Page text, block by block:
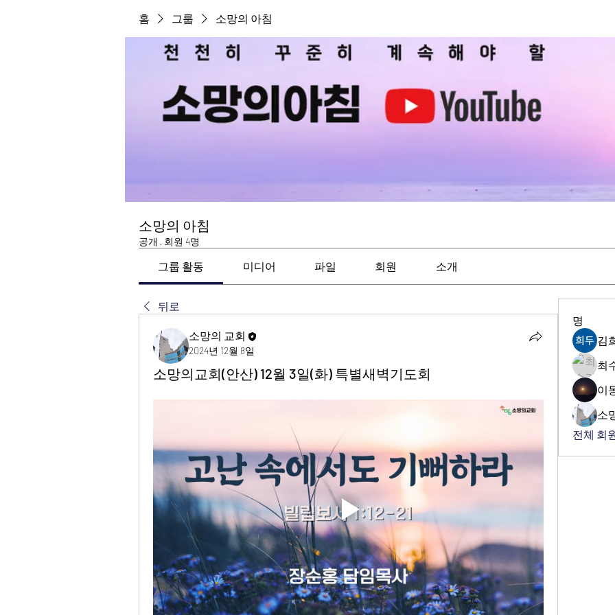
홈 그룹 소망의 아침
소망의 아침
공개 · 회원 4명
그룹 활동 미디어 파일 회원 소개
뒤로
소망의 교회
2024년 12월 8일
소망의교회(안산) 12월 3일(화) 특별새벽기도회
명
김
최
이
소
전체 회